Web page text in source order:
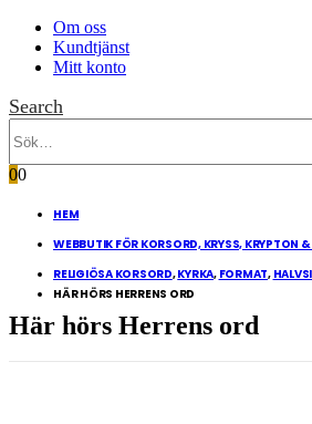
Om oss
Kundtjänst
Mitt konto
Search
00
HEM
WEBBUTIK FÖR KORSORD, KRYSS, KRYPTON
RELIGIÖSA KORSORD,KYRKA, FORMAT,
HÄR HÖRS HERRENS ORD
Här hörs Herrens ord